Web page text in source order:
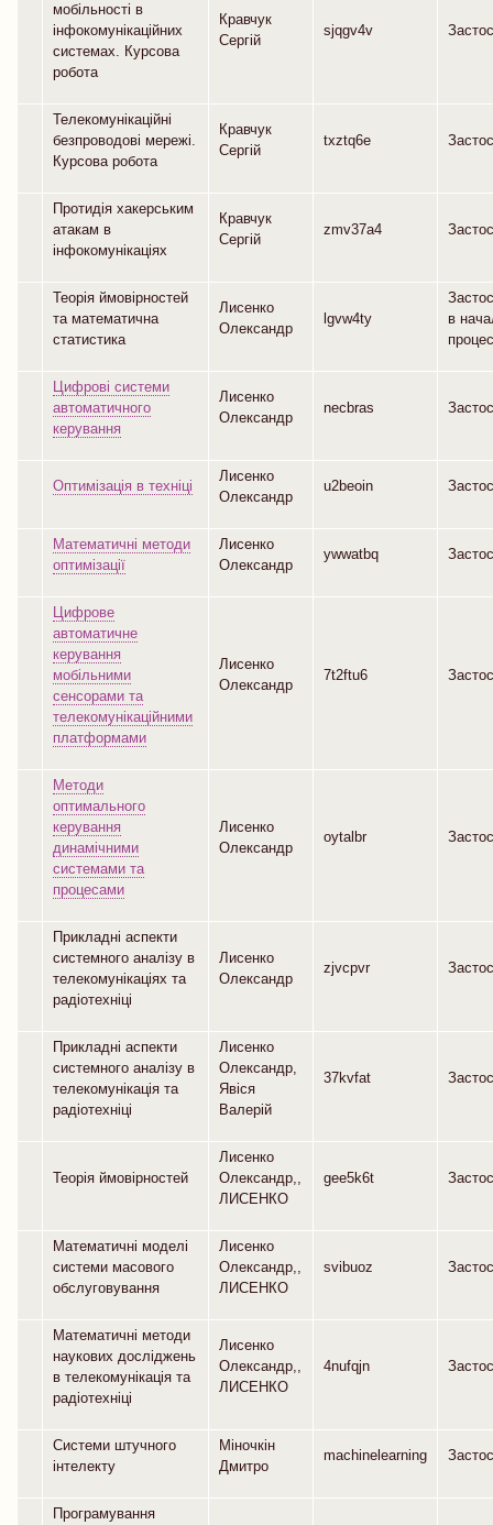
мобільності в
інфокомунікаційних
системах. Курсова
робота
Кравчук
Сергій
sjqgv4v
Телекомунікаційні
безпроводові мережі.
Курсова робота
Кравчук
Сергій
txztq6e
Протидія хакерським
атакам в
інфокомунікаціях
Кравчук
Сергій
zmv37a4
Теорія ймовірностей
та математична
статистика
Лисенко
Олександр
lgvw4ty
в
Цифрові системи
автоматичного
керування
Лисенко
Олександр
necbras
Оптимізація в техніці
Лисенко
Олександр
u2beoin
Математичні методи
оптимізації
Лисенко
Олександр
ywwatbq
Цифрове
автоматичне
керування
мобільними
сенсорами та
телекомунікаційними
платформами
Лисенко
Олександр
7t2ftu6
Методи
оптимального
керування
динамічними
системами та
процесами
Лисенко
Олександр
oytalbr
Прикладні аспекти
системного аналізу в
телекомунікаціях та
радіотехніці
Лисенко
Олександр
zjvcpvr
Прикладні аспекти
системного аналізу в
телекомунікація та
радіотехніці
Лисенко
Олександр,
Явіся
Валерій
37kvfat
Теорія ймовірностей
Лисенко
Олександр,,
ЛИСЕНКО
gee5k6t
Математичні моделі
системи масового
обслуговування
Лисенко
Олександр,,
ЛИСЕНКО
svibuoz
Математичні методи
наукових досліджень
в телекомунікація та
радіотехніці
Лисенко
Олександр,,
ЛИСЕНКО
4nufqjn
Системи штучного
інтелекту
Міночкін
Дмитро
machinelearning
Програмування